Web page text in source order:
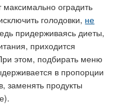
максимально оградить
голодовки, не
придерживаясь диеты,
приходится
этом, подбирать меню
в пропорции
заменять продукты